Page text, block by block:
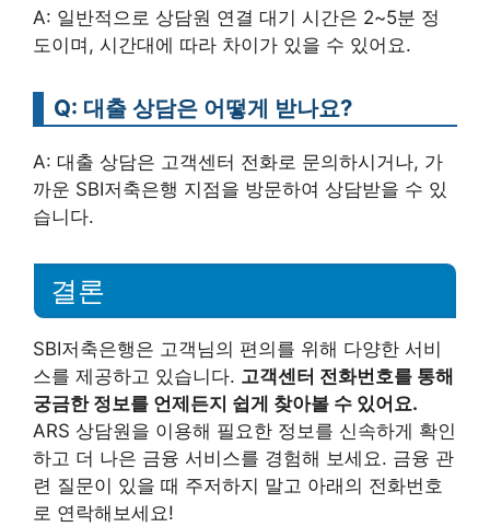
A: 일반적으로 상담원 연결 대기 시간은 2~5분 정
도이며, 시간대에 따라 차이가 있을 수 있어요.
Q: 대출 상담은 어떻게 받나요?
A: 대출 상담은 고객센터 전화로 문의하시거나, 가
까운 SBI저축은행 지점을 방문하여 상담받을 수 있
습니다.
결론
SBI저축은행은 고객님의 편의를 위해 다양한 서비
스를 제공하고 있습니다. 고객센터 전화번호를 통해
궁금한 정보를 언제든지 쉽게 찾아볼 수 있어요.
ARS 상담원을 이용해 필요한 정보를 신속하게 확인
하고 더 나은 금융 서비스를 경험해 보세요. 금융 관
련 질문이 있을 때 주저하지 말고 아래의 전화번호
로 연락해보세요!